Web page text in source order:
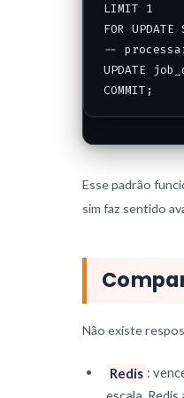
LIMIT 1
FOR UPDATE
--
UPDATE
COMMIT;
Esse padrão
sim faz sentido
Não existe
Redis :